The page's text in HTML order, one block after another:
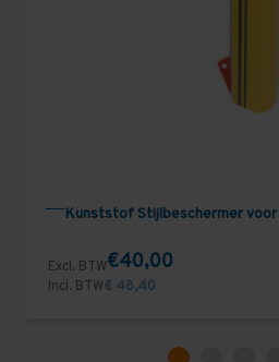
Kunststof Stijlbeschermer
Excl. BTW€40,00
Incl. BTW€ 48,40